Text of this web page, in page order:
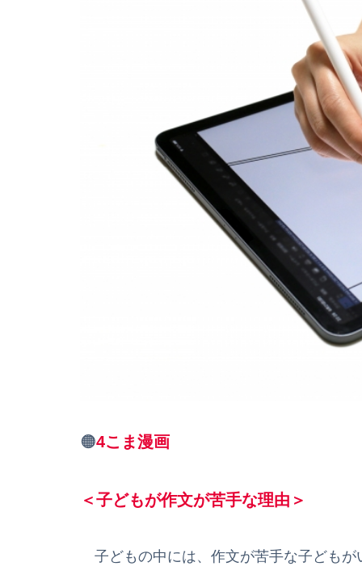
🟠4こま漫画
＜子どもが作文が苦手な理由＞
子どもの中には、作文が苦手な子どもが